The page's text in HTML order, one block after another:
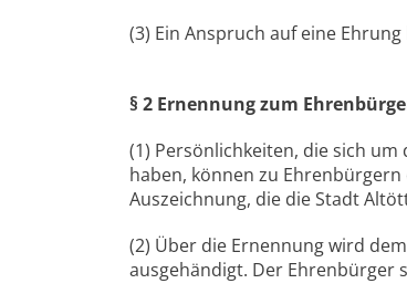
(3) Ein Anspruch auf eine
§ 2 Ernennung zum
(1) Persönlichkeiten, die sich
haben, können zu
Auszeichnung, die die Stadt
(2) Über die Ernennung wird
ausgehändigt. Der Ehrenbürger